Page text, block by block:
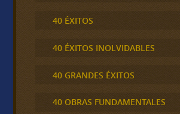
40 ÉXITOS
40 ÉXITOS INOLVIDABLES
40 GRANDES ÉXITOS
40 OBRAS FUNDAMENTALES